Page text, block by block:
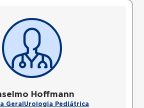
Hoffmann
Geral Urologia Pediátrica